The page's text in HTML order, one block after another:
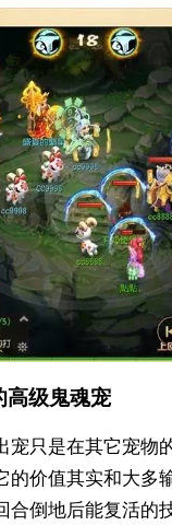
高级鬼魂宠
只是在其它宠物
的价值其实和大多
合倒地后能复活的